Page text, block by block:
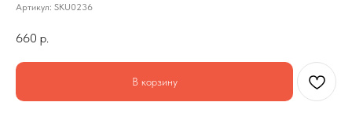
Артикул: SKU0236
660 р.
В корзину